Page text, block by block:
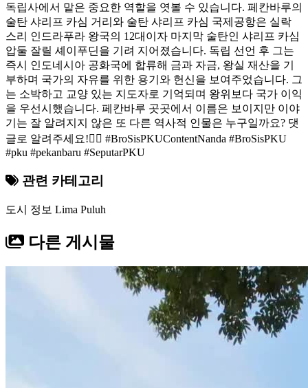
독립사에서 맡은 중요한 역할을 엿볼 수 있습니다. 페칸바루의
술탄 샤리프 카심 거리와 술탄 샤리프 카심 국제공항은 실락
스리 인드라푸라 왕국의 12대이자 마지막 술탄인 샤리프 카심
압둘 잘릴 셰이푸딘을 기려 지어졌습니다. 독립 선언 후 그는
즉시 인도네시아 공화국에 합류해 금과 자금, 왕실 재산을 기
부하며 국가의 자유를 위한 용기와 헌신을 보여주었습니다. 그
는 소박하고 교양 있는 지도자로 기억되며 왕위보다 국가 이익
을 우선시했습니다. 페칸바루 곳곳에서 이름은 보이지만 이야
기는 잘 알려지지 않은 또 다른 역사적 인물은 누구일까요? 댓
글로 알려주세요!👇🏻 #BroSisPKUContentNanda #BroSisPKU
#pku #pekanbaru #SeputarPKU
관련 카테고리
도시 정보 Lima Puluh
다른 게시물